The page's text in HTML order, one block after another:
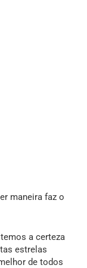
maneira faz o
a certeza
estrelas
de todos